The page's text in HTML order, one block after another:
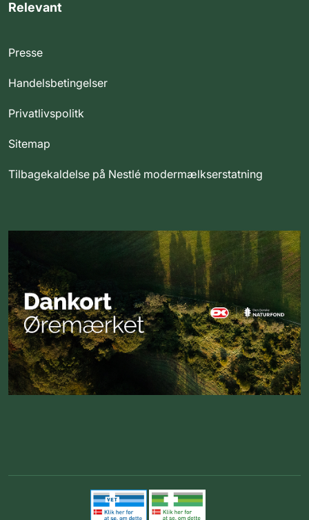
Relevant
Presse
Handelsbetingelser
Privatlivspolitk
Sitemap
Tilbagekaldelse på Nestlé modermælkserstatning